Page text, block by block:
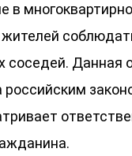
в
соседей. Данная
российским